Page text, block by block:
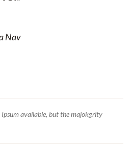
Nav
Ipsum available, but the majokgrity